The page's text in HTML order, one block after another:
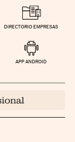
DIRECTORIO EMPRESAS
APP ANDROID